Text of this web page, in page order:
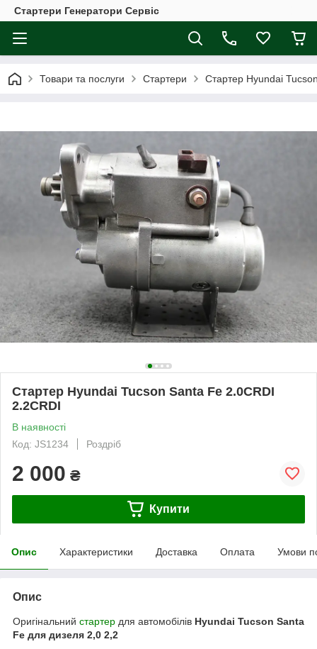
Стартери Генератори Сервіс
Товари та послуги Стартери Стартер Hyundai
Стартер Hyundai Tucson Santa Fe 2.0CRDI
2.2CRDI
В наявності
Код: JS1234
Роздріб
2 000 ₴
Купити
Опис Характеристики Доставка Оплата Умови
Опис
Оригінальний стартер для автомобілів Hyundai Tucson Santa
Fe для дизеля 2,0 2,2